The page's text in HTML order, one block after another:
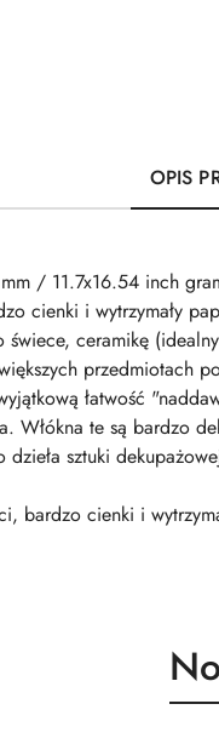
OPIS
/ 11.7x16.54 inch
cienki i wytrzymały
ceramikę
przedmiotach
łatwość
Włókna te są bardzo
dzieła sztuki
bardzo cienki i
o